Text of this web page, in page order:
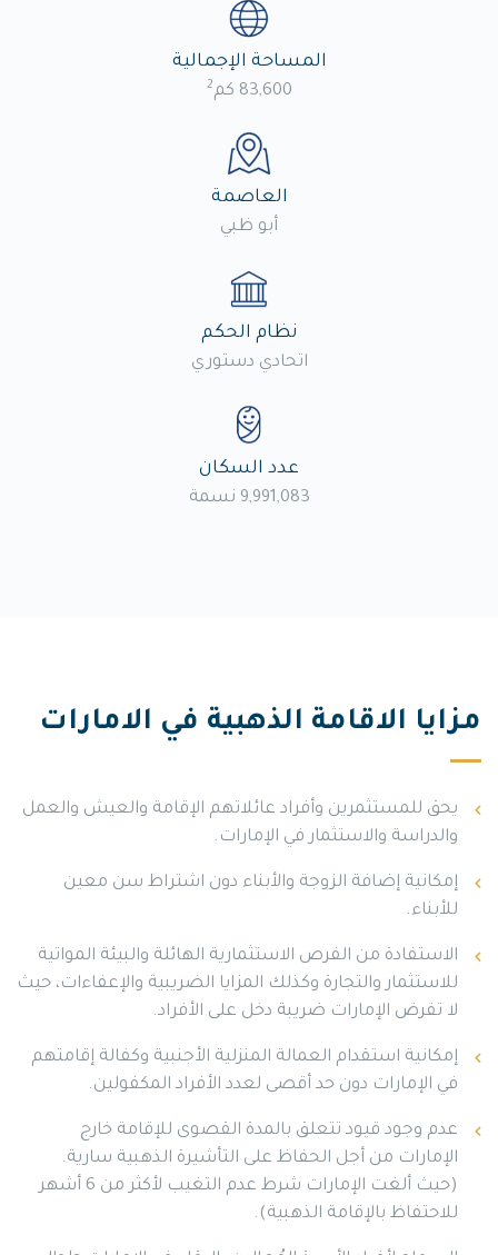
المساحة الإجمالية
83,600 كم 2
العاصمة
أبو ظبي
نظام الحكم
اتحادي دستوري
عدد السكان
9,991,083 نسمة
مزايا الاقامة الذهبية في الامارات
يحق للمستثمرين وأفراد عائلاتهم الإقامة والعيش والعمل
والدراسة والاستثمار في الإمارات.
إمكانية إضافة الزوجة والأبناء دون اشتراط سن معين
للأبناء.
الاستفادة من الفرص الاستثمارية الهائلة والبيئة المواتية
للاستثمار والتجارة وكذلك المزايا الضريبية والإعفاءات، حيث
لا تفرض الإمارات ضريبة دخل على الأفراد.
إمكانية استقدام العمالة المنزلية الأجنبية وكفالة إقامتهم
في الإمارات دون حد أقصى لعدد الأفراد المكفولين.
عدم وجود قيود تتعلق بالمدة القصوى للإقامة خارج
الإمارات من أجل الحفاظ على التأشيرة الذهبية سارية.
(حيث ألغت الإمارات شرط عدم التغيب لأكثر من 6 أشهر
للاحتفاظ بالإقامة الذهبية).